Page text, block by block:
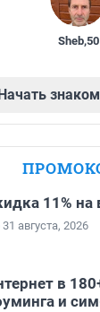
Sheb,50
11% на
августа, 2026
в
и